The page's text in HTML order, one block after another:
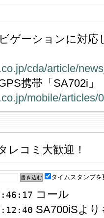
ゲーションに対応
cda/article/
携帯「SA702i」
mobile/articles/
レコミ大歓迎！
タイムスタンプを
コール
SA700iSよ